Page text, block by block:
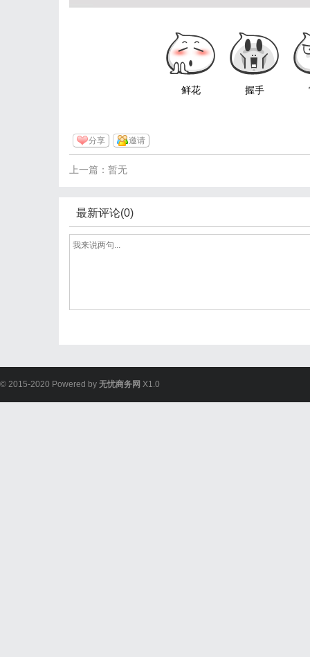
鲜花 握手
分享 邀请
上一篇：暂无
最新评论(0)
© 2015-2020 Powered by 无忧商务网 X1.0